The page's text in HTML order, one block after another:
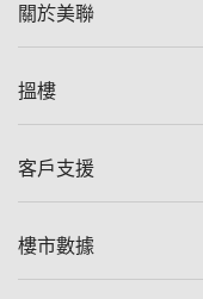
關於美聯
美聯集團
人才招募
搵樓
一手新盤
減價
客戶支援
自助放盤
樓市數據